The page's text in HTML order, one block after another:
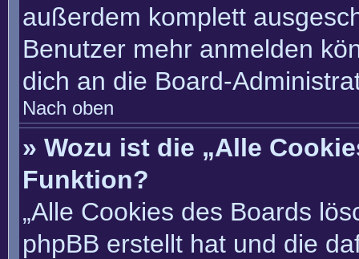
außerdem komplett
Benutzer mehr anmelden
dich an die Board-
Nach oben
» Wozu ist die „Alle
Funktion?
„Alle Cookies des Boards
phpBB erstellt hat und die